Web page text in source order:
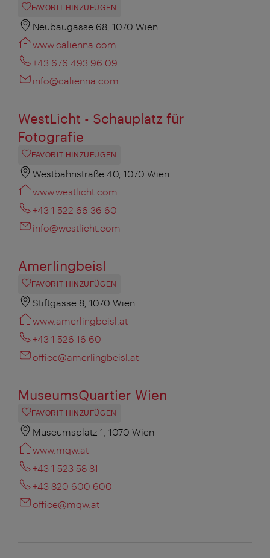
FAVORIT HINZUFÜGEN
Neubaugasse 68, 1070 Wien
www.calienna.com
+43 676 493 96 09
info@calienna.com
WestLicht - Schauplatz für
Fotografie
FAVORIT HINZUFÜGEN
Westbahnstraße 40, 1070 Wien
www.westlicht.com
+43 1 522 66 36 60
info@westlicht.com
Amerlingbeisl
FAVORIT HINZUFÜGEN
Stiftgasse 8, 1070 Wien
www.amerlingbeisl.at
+43 1 526 16 60
office@amerlingbeisl.at
MuseumsQuartier Wien
FAVORIT HINZUFÜGEN
Museumsplatz 1, 1070 Wien
www.mqw.at
+43 1 523 58 81
+43 820 600 600
office@mqw.at